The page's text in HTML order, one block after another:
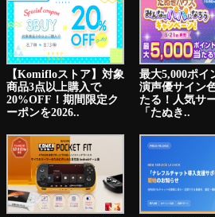
【Komifloストア】対象
商品3点以上購入で
20%OFF！期間限定ク
ーポンを2026..
最大5,000ポイ
演声優サイン
たる！人気サ
「たぬき..